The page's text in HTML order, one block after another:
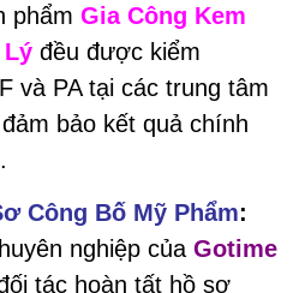
phẩm Gia Công Kem
Lý đều được kiểm
và PA tại các trung tâm
bảo kết quả chính
Công Bố Mỹ Phẩm:
nghiệp của Gotime
tác hoàn tất hồ sơ